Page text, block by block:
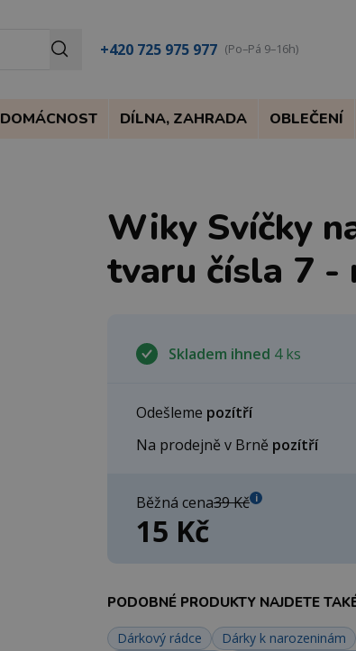
+420 725 975 977 (Po–Pá 9–16h)
DOMÁCNOST DÍLNA, ZAHRADA OBLEČENÍ
Wiky Svíčky
tvaru čísla 7 -
Skladem ihned 4 ks
Odešleme pozítří
Na prodejně v Brně pozítří
15 Kč
Běžná cena39 Kč i
PODOBNÉ PRODUKTY NAJDETE
Dárkový rádce Dárky k narozeninám